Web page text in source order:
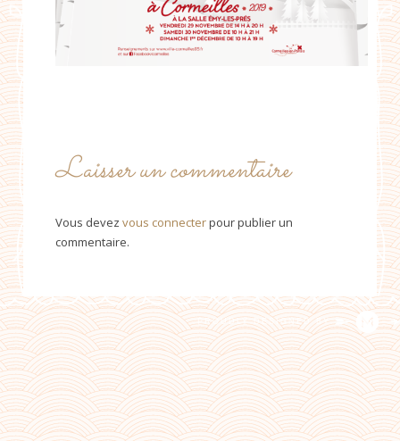
Laisser un commentaire
Vous devez vous connecterpour publier un
commentaire.
PROUDLY DESIGNED BY